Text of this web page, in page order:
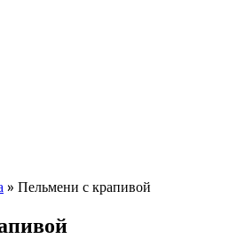
» Пельмени с крапивой